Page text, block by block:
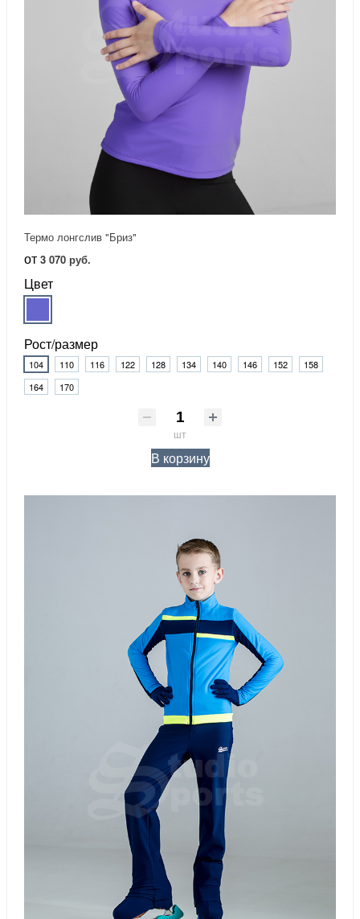
Термо лонгслив "Бриз"
от 3 070 руб.
Цвет
Рост/размер
104 110 116 122 128 134 140 146 152
158
164
170
шт
В корзину